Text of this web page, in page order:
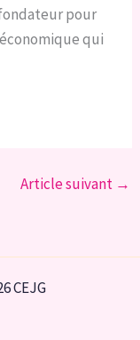
pour
qui
Article suivant →
CEJG